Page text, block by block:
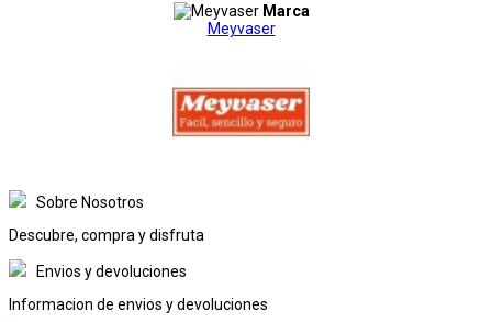
Marca
Meyvaser
Sobre Nosotros
Descubre, compra y disfruta
Envios y devoluciones
Informacion de envios y devoluciones